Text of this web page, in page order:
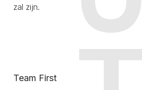
zal zijn.
Team First